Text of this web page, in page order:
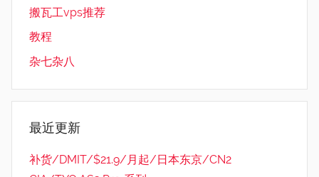
搬瓦工vps推荐
教程
杂七杂八
最近更新
补货/DMIT/$21.9/月起/日本东京/CN2